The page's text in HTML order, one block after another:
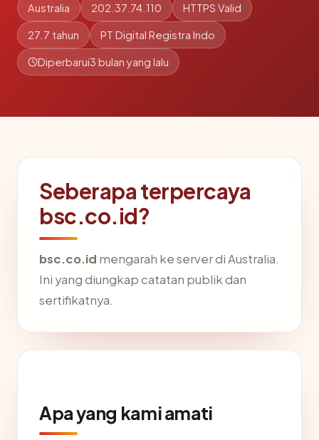
Australia 202.37.74.110 HTTPS Valid
27.7 tahun PT Digital Registra Indo
Diperbarui3 bulan yang lalu
Seberapa terpercaya
bsc.co.id?
bsc.co.id mengarah ke server di Australia.
Ini yang diungkap catatan publik dan
sertifikatnya.
Apa yang kami amati